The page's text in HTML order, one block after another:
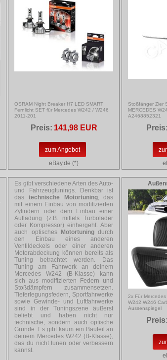
OSRAM Night Breaker H7 LED SMART
Fernlicht SET für Mercedes W242 / W246
2011-201
Preis: 141,98 EUR
zum Angebot
eBay.de (*)
Stoßfänger Zier
MERCEDES
A2468852321
Preis:
Es gibt verschiedene Arten des Auto-
und Fahrzeugtunings. Denkbar ist
dastechnische Motortuning, das
mit einem Einbau von modifizierten
Zylindern oder dem Einbau einer
Aufladung (z.B. mittels Turbolader
oder Kompressor) einhergeht. Aber
auch optisches
Motortuning durch
den Einbau eines anderen
Ventildeckels oder einer anderen
Motorabdeckung können bereits als
Tuning betrachtet werden. Das
Tuning am Fahrwerk an deinem
Mercedes W242 (B-Klasse) kann
sich aus modifizierten Federn und
Stoßdämpfern zusammensetzen.
Tieferlegungsfedern, Sportfahrwerke
sowie Gewinde- und Luftfahrwerke
sind in der Tuningszene äußerst
beliebt und haben nicht nur
technische, sondern auch optische
Gründe. Es gibt kaum ein Bauteil an
deinem Mercedes W242 (B-Klasse),
das du nicht tunen oder verbessern
kannst.
2x Für
W242,W246
Aussenspiegel
Preis: